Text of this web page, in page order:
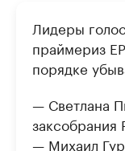
Лидеры
праймериз
порядке
— Светлана
заксобрания
— Михаил